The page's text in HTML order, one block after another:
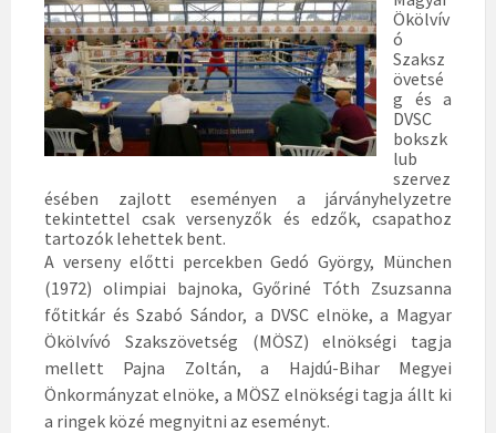
Ökölvív
ó
Szaksz
övetsé
g és a
DVSC
bokszk
lub
szervez
ésében zajlott eseményen a járványhelyzetre
tekintettel csak versenyzők és edzők, csapathoz
tartozók lehettek bent.
A verseny előtti percekben Gedó György, München
(1972) olimpiai bajnoka, Győriné Tóth Zsuzsanna
főtitkár és Szabó Sándor, a DVSC elnöke, a Magyar
Ökölvívó Szakszövetség (MÖSZ) elnökségi tagja
mellett Pajna Zoltán, a Hajdú-Bihar Megyei
Önkormányzat elnöke, a MÖSZ elnökségi tagja állt ki
a ringek közé megnyitni az eseményt.